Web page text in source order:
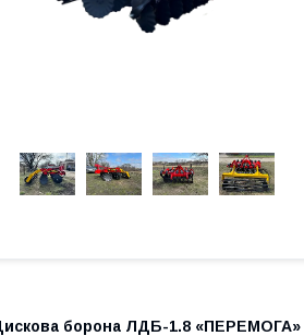
борона ЛДБ-1.8 «ПЕРЕМОГА»